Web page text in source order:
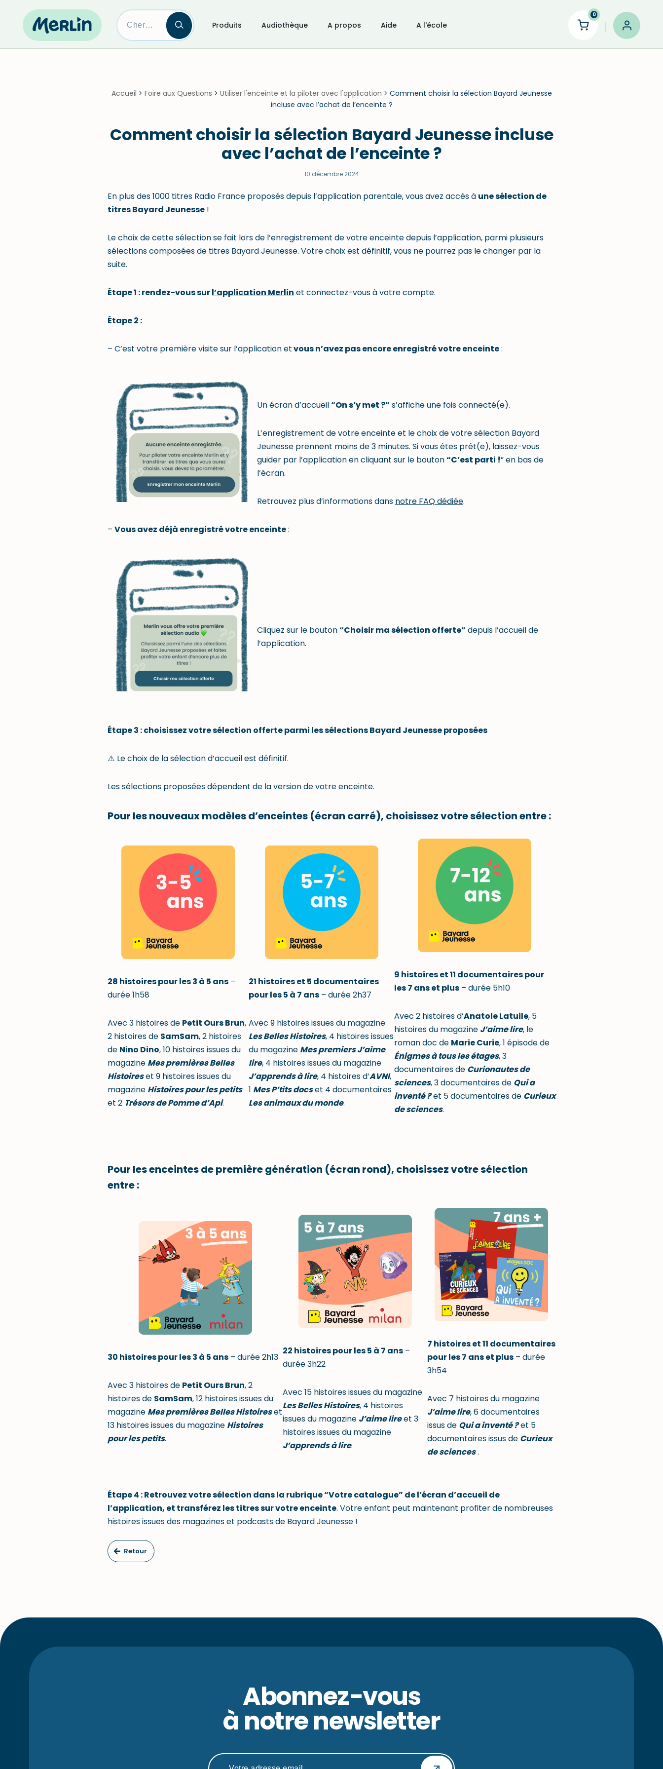
Skip
Produits Audiothèque A propos Aide A l'école
0
Accueil > Foire aux Questions > Utiliser l'enceinte et la piloter avec l'application > Comment choisir la sélection Bayard Jeunesse
incluse avec l’achat de l’enceinte ?
Comment choisir la sélection Bayard Jeunesse incluse
avec l’achat de l’enceinte ?
10 décembre 2024
En plus des 1000 titres Radio France proposés depuis l’application parentale, vous avez accès à une sélection de
titres Bayard Jeunesse !
Le choix de cette sélection se fait lors de l’enregistrement de votre enceinte depuis l’application, parmi plusieurs
sélections composées de titres Bayard Jeunesse. Votre choix est définitif, vous ne pourrez pas le changer par la
suite.
Étape 1 : rendez-vous surl’application Merlin et connectez-vous à votre compte.
Étape 2 :
– C’est votre première visite sur l’application etvous n’avez pas encore enregistré votre enceinte:
Un écran d’accueil“On s’y met ?” s’affiche une fois connecté(e).
L’enregistrement de votre enceinte et le choix de votre sélection Bayard
Jeunesse prennent moins de 3 minutes. Si vous êtes prêt(e), laissez-vous
guider par l’application en cliquant sur le bouton“C’est parti !” en bas de
l’écran.
Retrouvez plus d’informations dans notre FAQ dédiée.
– Vous avez déjà enregistré votre enceinte:
Cliquez sur le bouton“Choisir ma sélection offerte” depuis l’accueil de
l’application.
Étape 3 : choisissez votre sélection offerte parmi les sélections Bayard Jeunesse proposées
⚠️ Le choix de la sélection d’accueil est définitif.
Les sélections proposées dépendent de la version de votre enceinte.
Pour les nouveaux modèles d’enceintes (écran carré), choisissez votre sélection entre :
28 histoires pour les 3 à 5 ans –
durée 1h58
Avec 3 histoires de Petit Ours Brun,
2 histoires de SamSam, 2 histoires
de Nino Dino, 10 histoires issues du
magazine Mes premières Belles
Histoireset 9 histoires issues du
magazine Histoires pour les petits
et 2 Trésors de Pomme d’Api.
21 histoires et 5 documentaires
pour les 5 à 7 ans – durée 2h37
Avec 9 histoires issues du magazine
Les Belles Histoires, 4 histoires issues
du magazine Mes premiers J’aime
lire, 4 histoires issues du magazine
J’apprends à lire, 4 histoires d’AVNI,
1 Mes P’tits docset 4 documentaires
Les animaux du monde.
9 histoires et 11 documentaires pour
les 7 ans et plus– durée 5h10
Avec 2 histoires d’Anatole Latuile, 5
histoires du magazine J’aime lire, le
roman doc de Marie Curie, 1 épisode de
Énigmes à tous les étages, 3
documentaires de Curionautes de
sciences, 3 documentaires de Qui a
inventé ?et 5 documentaires de Curieux
de sciences.
Pour les enceintes de première génération (écran rond), choisissez votre sélection
entre :
30 histoires pour les 3 à 5 ans – durée 2h13
Avec 3 histoires de Petit Ours Brun, 2
histoires de SamSam, 12 histoires issues du
magazine Mes premières Belles Histoireset
13 histoires issues du magazine Histoires
pour les petits.
22 histoires pour les 5 à 7 ans –
durée 3h22
Avec 15 histoires issues du magazine
Les Belles Histoires, 4 histoires
issues du magazine J’aime lireet 3
histoires issues du magazine
J’apprends à lire.
7 histoires et 11 documentaires
pour les 7 ans et plus– durée
3h54
Avec 7 histoires du magazine
J’aime lire, 6 documentaires
issus de Qui a inventé ?et 5
documentaires issus de Curieux
de sciences.
Étape 4 : Retrouvez votre sélection dans la rubrique “Votre catalogue” de l’écran d’accueil de
l’application, et transférez les titres sur votre enceinte. Votre enfant peut maintenant profiter de nombreuses
histoires issues des magazines et podcasts de Bayard Jeunesse !
Retour
Abonnez-vous
à notre newsletter